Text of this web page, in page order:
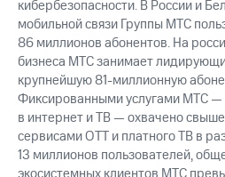
кибербезопасности. В России и
мобильной связи Группы МТС
86 миллионов абонентов. На
бизнеса МТС занимает
крупнейшую 81-миллионную
Фиксированными услугами МТС —
в интернет и ТВ — охвачено
сервисами OTT и платного ТВ в
13 миллионов пользователей,